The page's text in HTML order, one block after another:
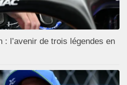
: l’avenir de trois légendes en